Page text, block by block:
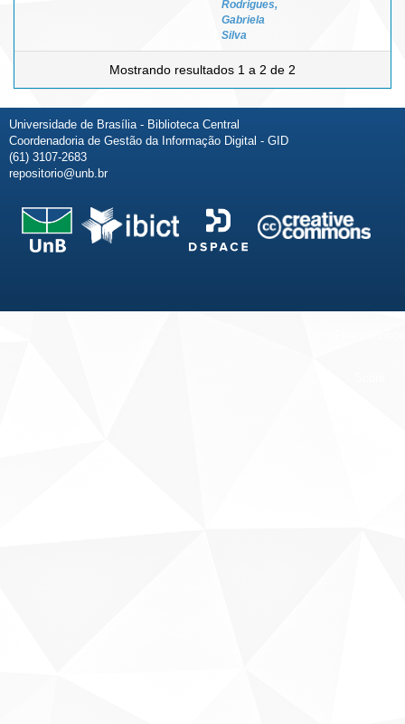
Rodrigues,
Gabriela
Silva
Mostrando resultados 1 a 2 de 2
Universidade de Brasília - Biblioteca Central
Coordenadoria de Gestão da Informação Digital - GID
(61) 3107-2683
repositorio@unb.br